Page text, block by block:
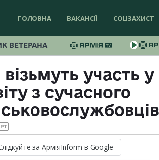
ГОЛОВНА ВАКАНСІЇ СОЦЗАХИСТ
ВЕТЕРАНА
участь у
з сучасного
за АрміяInform в Google